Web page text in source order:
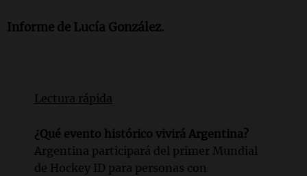
Informe de Lucía González.
Lectura rápida
¿Qué evento histórico vivirá Argentina?
Argentina participará del primer Mundial
de Hockey ID para personas con